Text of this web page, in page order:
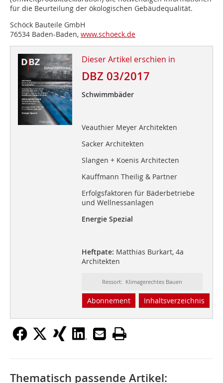
für die Beurteilung der ökologischen Gebäudequalität.
Schöck Bauteile GmbH
76534 Baden-Baden, www.schoeck.de
Dieser Artikel erschien in
DBZ 03/2017
Schwimmbäder
Veauthier Meyer Architekten
Sacker Architekten
Slangen + Koenis Architecten
Kauffmann Theilig & Partner
Erfolgsfaktoren für Bäderbetriebe
und Wellnessanlagen
Energie Spezial
Heftpate: Matthias Burkart, 4a
Architekten
Ressort: Klimagerechtes Bauen
Abonnement Inhaltsverzeichnis
Thematisch passende Artikel: